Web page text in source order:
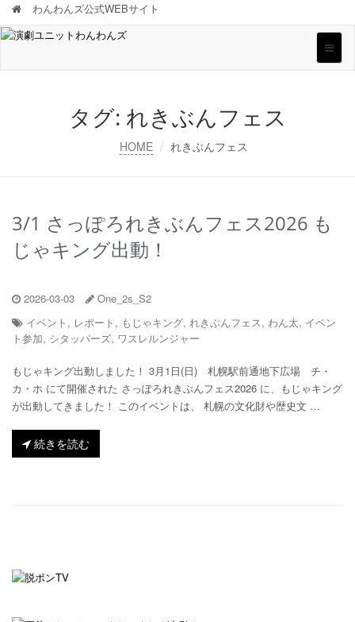
わんわんズ公式WEBサイト
Toggle
タグ: れきぶんフェス
HOME れきぶんフェス
3/1 さっぽろれきぶんフェス2026 も
じゃキング出動！
2026-03-03
One_2s_S2
イベント , レポート , もじゃキング, れきぶんフェス, わん太, イベン
ト参加, シタッパーズ, ワスレルンジャー
もじゃキング出動しました！ 3月1日(日) 札幌駅前通地下広場 チ・
カ・ホ にて開催された さっぽろれきぶんフェス2026 に、もじゃキング
が出動してきました！ このイベントは、 札幌の文化財や歴史文 …
続きを読む